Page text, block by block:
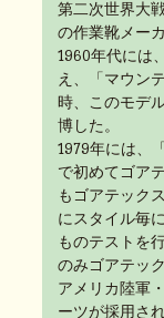
第二次世界大
の作業靴メー
1960年代には
え、「マウン
時、このモデ
博した。
1979年には、
で初めてゴア
もゴアテック
にスタイル毎
ものテストを
のみゴアテッ
アメリカ陸軍
ーツが採用さ